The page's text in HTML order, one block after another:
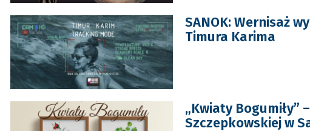
SANOK: Wernisaż
Timura Karima
„Kwiaty Bogumiły”
Szczepkowskiej w